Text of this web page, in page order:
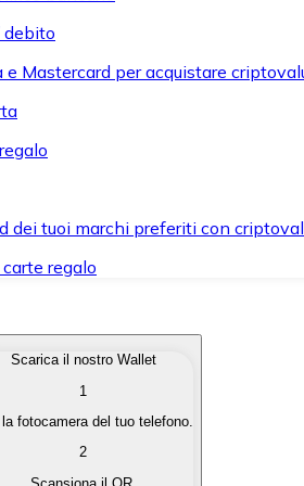
debito
e Mastercard per acquistare
dei tuoi marchi preferiti con
regalo
che ti interessano in modo
in valuta fiat quando ne hai
Scarica il nostro Wallet
1
fotocamera del tuo telefono.
2